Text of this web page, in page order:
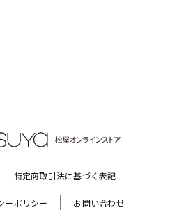
特定商取引法に基づく表記
ーポリシー お問い合わせ